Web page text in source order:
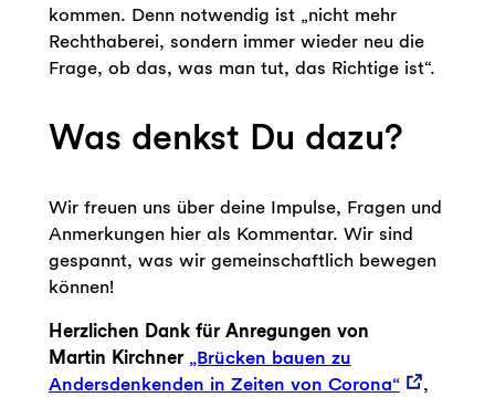
kommen. Denn notwendig ist „nicht mehr
Rechthaberei, sondern immer wieder neu die
Frage, ob das, was man tut, das Richtige ist“.
Was denkst Du dazu?
Wir freuen uns über deine Impulse, Fragen und
Anmerkungen hier als Kommentar. Wir sind
gespannt, was wir gemeinschaftlich bewegen
können!
Herzlichen Dank für Anregungen von
Martin Kirchner „Brücken bauen zu
Andersdenkenden in Zeiten von Corona“
,